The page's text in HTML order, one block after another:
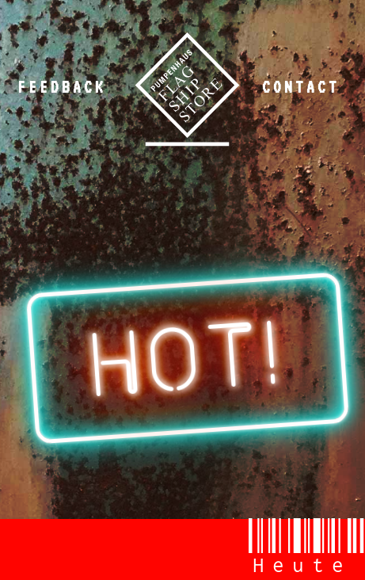
FEEDBACK CONTACT
HOT!
Heute